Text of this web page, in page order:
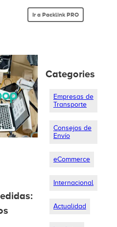
Ir a Packlink PRO
Categories
Empresas de
Transporte
Consejos de
Envío
eCommerce
Internacional
Actualidad